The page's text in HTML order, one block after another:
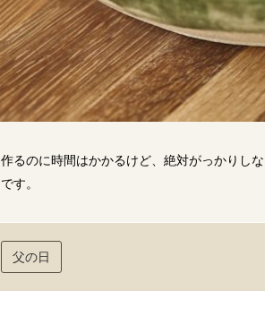
作るのに時間はかかるけど、絶対がっかりし
です。
父の日